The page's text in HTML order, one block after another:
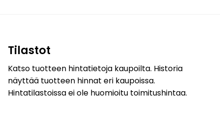
Tilastot
Katso tuotteen hintatietoja kaupoilta. Historia
näyttää tuotteen hinnat eri kaupoissa.
Hintatilastoissa ei ole huomioitu toimitushintaa.